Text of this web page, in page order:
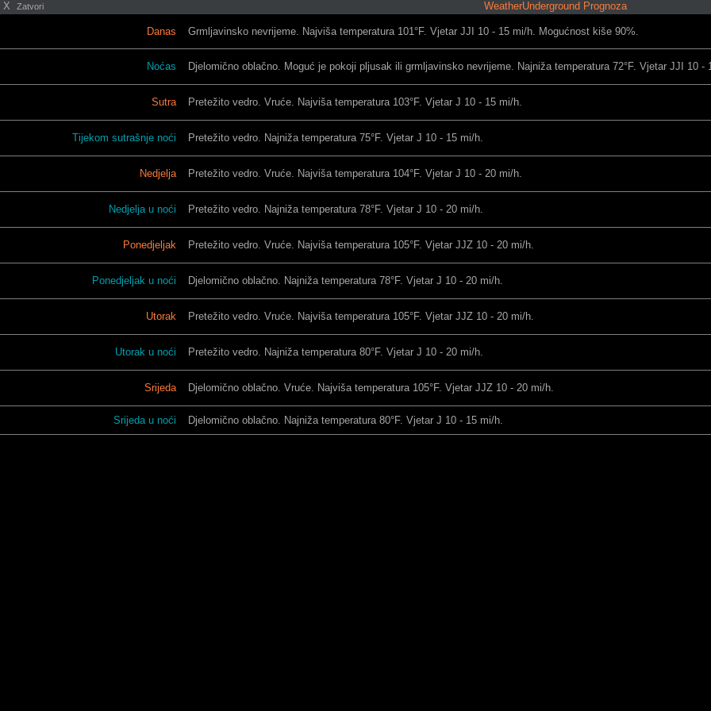
X Zatvori WeatherUnderground Prognoza
Danas Grmljavinsko nevrijeme. Najviša temperatura 101°F. Vjetar JJI 10 - 15 mi/h. Mogućnost kiše 90%.
Noćas Djelomično oblačno. Moguć je pokoji pljusak ili grmljavinsko nevrijeme. Najniža temperatura 72°F. Vjetar JJI 10 -
Sutra Pretežito vedro. Vruće. Najviša temperatura 103°F. Vjetar J 10 - 15 mi/h.
Tijekom sutrašnje noći Pretežito vedro. Najniža temperatura 75°F. Vjetar J 10 - 15 mi/h.
Nedjelja Pretežito vedro. Vruće. Najviša temperatura 104°F. Vjetar J 10 - 20 mi/h.
Nedjelja u noći Pretežito vedro. Najniža temperatura 78°F. Vjetar J 10 - 20 mi/h.
Ponedjeljak Pretežito vedro. Vruće. Najviša temperatura 105°F. Vjetar JJZ 10 - 20 mi/h.
Ponedjeljak u noći Djelomično oblačno. Najniža temperatura 78°F. Vjetar J 10 - 20 mi/h.
Utorak Pretežito vedro. Vruće. Najviša temperatura 105°F. Vjetar JJZ 10 - 20 mi/h.
Utorak u noći Pretežito vedro. Najniža temperatura 80°F. Vjetar J 10 - 20 mi/h.
Srijeda Djelomično oblačno. Vruće. Najviša temperatura 105°F. Vjetar JJZ 10 - 20 mi/h.
Srijeda u noći Djelomično oblačno. Najniža temperatura 80°F. Vjetar J 10 - 15 mi/h.